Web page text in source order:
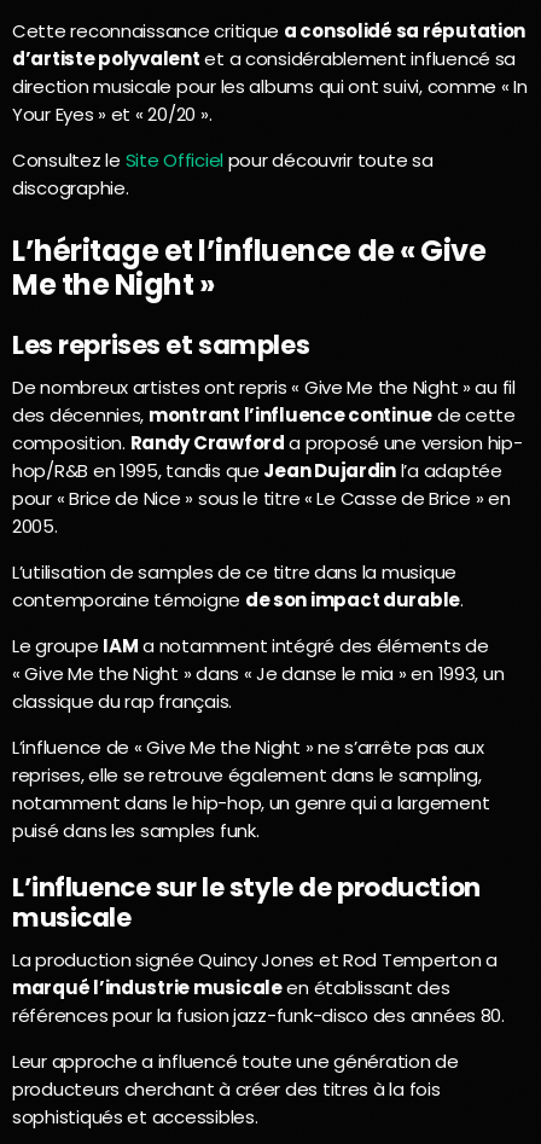
Cette reconnaissance critique a consolidé sa réputation
d’artiste polyvalentet a considérablement influencé sa
direction musicale pour les albums qui ont suivi, comme « In
Your Eyes » et « 20/20 ».
Consultez le Site Officiel pour découvrir toute sa
discographie.
L’héritage et l’influence de « Give
Me the Night »
Les reprises et samples
De nombreux artistes ont repris « Give Me the Night » au fil
des décennies, montrant l’influence continuede cette
composition. Randy Crawforda proposé une version hip-
hop/R&B en 1995, tandis que Jean Dujardinl’a adaptée
pour « Brice de Nice » sous le titre « Le Casse de Brice » en
2005.
L’utilisation de samples de ce titre dans la musique
contemporaine témoigne de son impact durable.
Le groupe IAMa notamment intégré des éléments de
« Give Me the Night » dans « Je danse le mia » en 1993, un
classique du rap français.
L’influence de « Give Me the Night » ne s’arrête pas aux
reprises, elle se retrouve également dans le sampling,
notamment dans le hip-hop, un genre qui a largement
puisé dans les samples funk.
L’influence sur le style de production
musicale
La production signée Quincy Jones et Rod Temperton a
marqué l’industrie musicaleen établissant des
références pour la fusion jazz-funk-disco des années 80.
Leur approche a influencé toute une génération de
producteurs cherchant à créer des titres à la fois
sophistiqués et accessibles.